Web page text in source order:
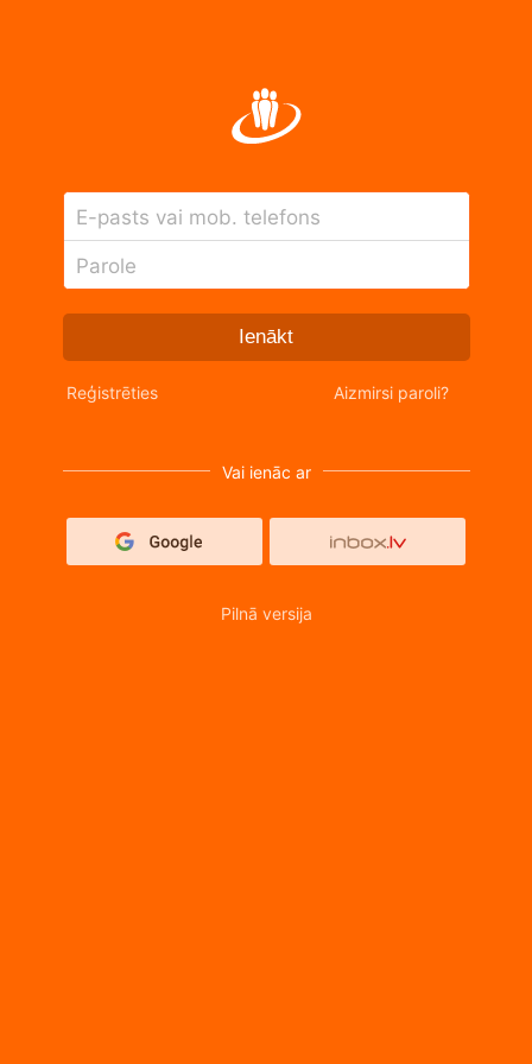
E-pasts vai mob. telefons
Parole
Ienākt
Reģistrēties Aizmirsi paroli?
Vai ienāc ar
Pilnā versija